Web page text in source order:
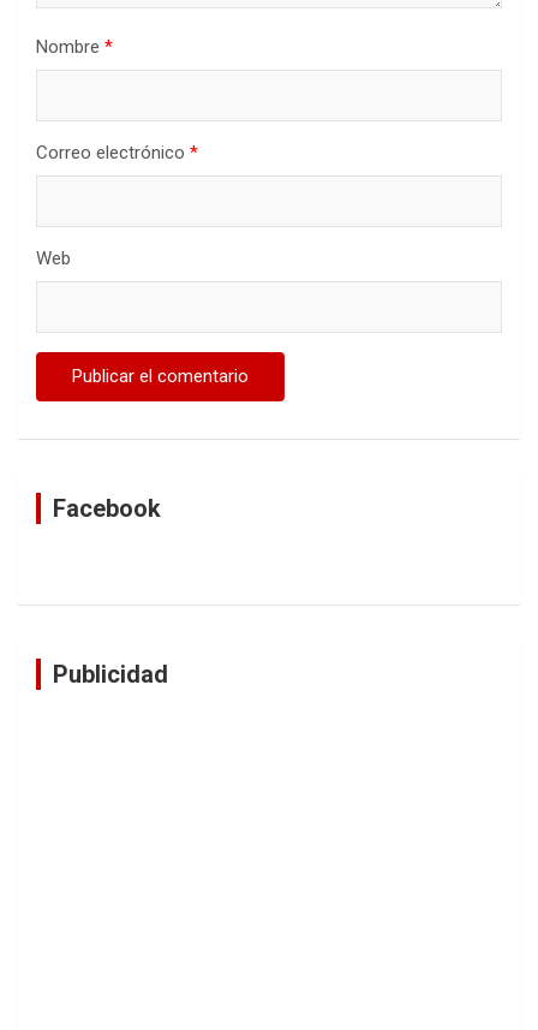
Nombre *
Correo electrónico *
Web
Facebook
Publicidad